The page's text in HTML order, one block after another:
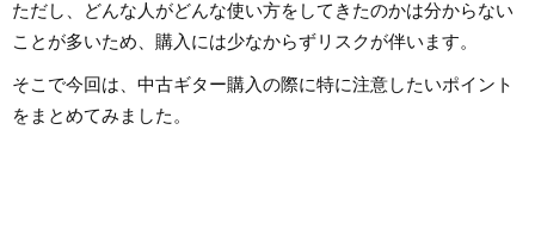
ただし、どんな人がどんな使い方をしてきたのかは分からない
ことが多いため、購入には少なからずリスクが伴います。
そこで今回は、中古ギター購入の際に特に注意したいポイント
をまとめてみました。